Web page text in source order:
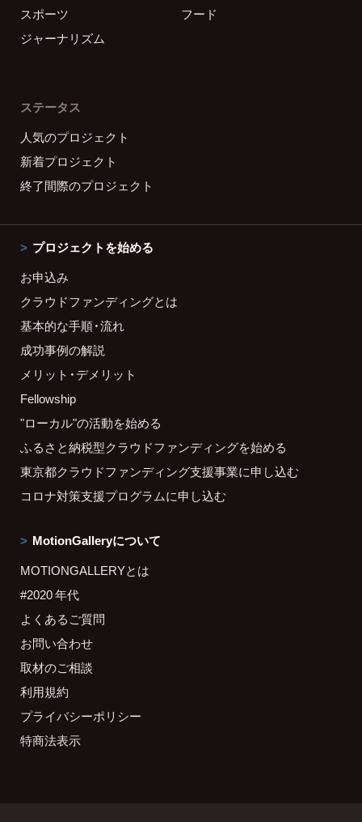
スポーツ
フード
ジャーナリズム
ステータス
人気のプロジェクト
新着プロジェクト
終了間際のプロジェクト
プロジェクトを始める
お申込み
クラウドファンディングとは
基本的な手順・流れ
成功事例の解説
メリット・デメリット
Fellowship
"ローカル"の活動を始める
ふるさと納税型クラウドファンディングを始める
東京都クラウドファンディング支援事業に申し込む
コロナ対策支援プログラムに申し込む
MotionGalleryについて
MOTIONGALLERYとは
#2020 年代
よくあるご質問
お問い合わせ
取材のご相談
利用規約
プライバシーポリシー
特商法表示